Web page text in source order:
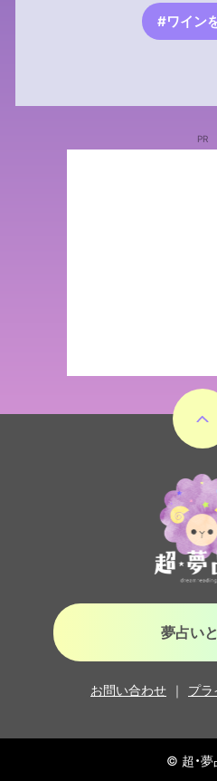
#ワイン
夢占い
お問い合わせ プラ
©︎ 超・夢